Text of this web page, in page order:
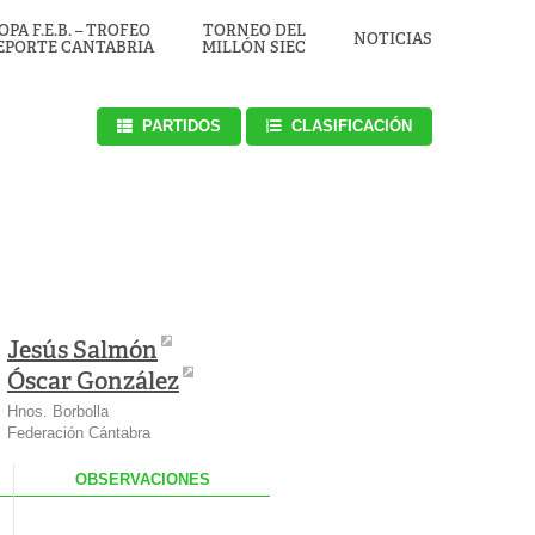
F.E.B. – TROFEO
CANTABRIA
TORNEO DEL
MILLÓN SIEC
NOTICIAS
PARTIDOS CLASIFICACIÓN
Jesús Salmón
Óscar González
Hnos. Borbolla
Federación Cántabra
OBS ERVACIONES